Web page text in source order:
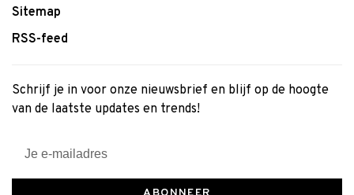
Sitemap
RSS-feed
Schrijf je in voor onze nieuwsbrief en blijf op de hoogte
van de laatste updates en trends!